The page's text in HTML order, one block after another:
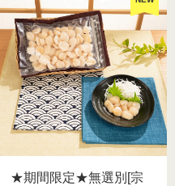
て
て
★期間限定★無選別[宗